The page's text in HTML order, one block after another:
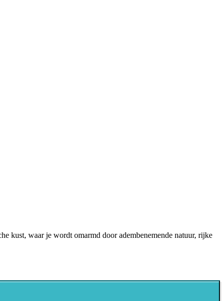
kust, waar je wordt omarmd door adembenemende natuur, rijke
rustige en ongerepte natuur, omringd door vriendelijke lokale
de prachtige natuurlijke landschappen van Albanië.